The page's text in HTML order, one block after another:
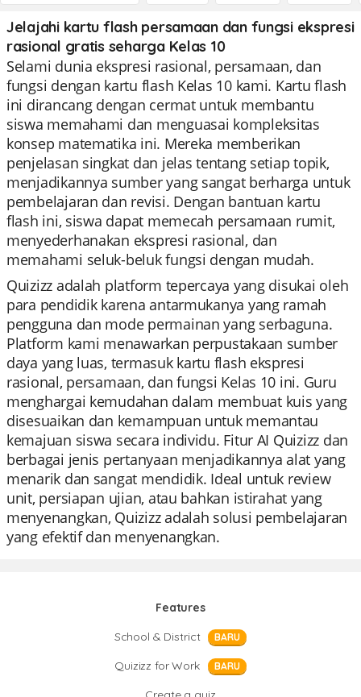
Jelajahi kartu flash persamaan dan fungsi ekspresi
rasional gratis seharga Kelas 10
Selami dunia ekspresi rasional, persamaan, dan
fungsi dengan kartu flash Kelas 10 kami. Kartu flash
ini dirancang dengan cermat untuk membantu
siswa memahami dan menguasai kompleksitas
konsep matematika ini. Mereka memberikan
penjelasan singkat dan jelas tentang setiap topik,
menjadikannya sumber yang sangat berharga untuk
pembelajaran dan revisi. Dengan bantuan kartu
flash ini, siswa dapat memecah persamaan rumit,
menyederhanakan ekspresi rasional, dan
memahami seluk-beluk fungsi dengan mudah.
Quizizz adalah platform tepercaya yang disukai oleh
para pendidik karena antarmukanya yang ramah
pengguna dan mode permainan yang serbaguna.
Platform kami menawarkan perpustakaan sumber
daya yang luas, termasuk kartu flash ekspresi
rasional, persamaan, dan fungsi Kelas 10 ini. Guru
menghargai kemudahan dalam membuat kuis yang
disesuaikan dan kemampuan untuk memantau
kemajuan siswa secara individu. Fitur AI Quizizz dan
berbagai jenis pertanyaan menjadikannya alat yang
menarik dan sangat mendidik. Ideal untuk review
unit, persiapan ujian, atau bahkan istirahat yang
menyenangkan, Quizizz adalah solusi pembelajaran
yang efektif dan menyenangkan.
Features
School & District
BARU
Quizizz for Work BARU